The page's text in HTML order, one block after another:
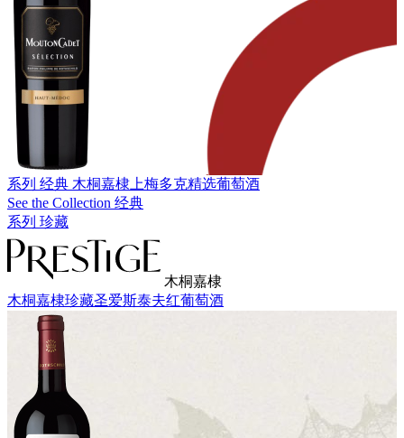
系列 经典 木桐嘉棣上梅多克精选葡萄酒
See the Collection 经典
系列 珍藏
木桐嘉棣
木桐嘉棣珍藏圣爱斯泰夫红葡萄酒